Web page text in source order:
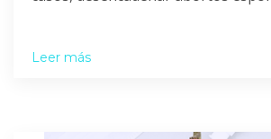
Leer más